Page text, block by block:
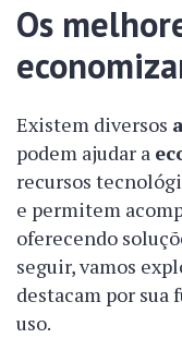
Os
Existem diversos
podem ajudar a
recursos
e permitem
oferecendo
seguir, vamos
destacam por
uso.